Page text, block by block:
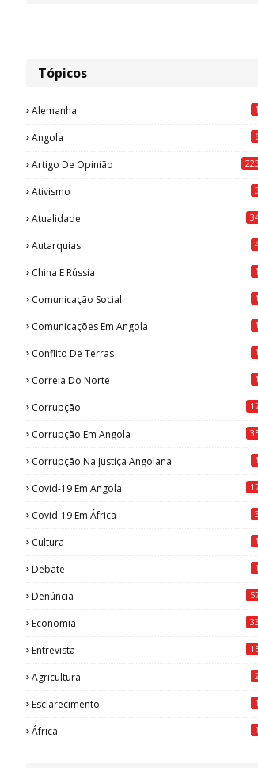
Tópicos
Alemanha 1
Angola
Artigo De Opinião 223
Ativismo 3
Atualidade
Autarquias
China E Rússia 1
Comunicação Social 1
Comunicações Em Angola 1
Conflito De Terras 1
Correia Do Norte 1
Corrupção
Corrupção Em Angola
Corrupção Na Justiça Angolana 1
Covid-19 Em Angola
Covid-19 Em África 3
Cultura 1
Debate 1
Denúncia
Economia 33
Entrevista
Agricultura
Esclarecimento 1
África 1